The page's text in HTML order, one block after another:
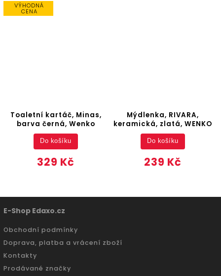
VÝHODNÁ
CENA
Toaletní kartáč, Minas,
barva černá, Wenko
329 Kč
Do košíku
Mýdlenka, RIVARA,
keramická, zlatá, WENKO
239 Kč
Do košíku
E-Shop Edaxo.cz
Obchodní podmínky
Doprava, platba a vrácení zboží
Kontakty
Prodávané značky